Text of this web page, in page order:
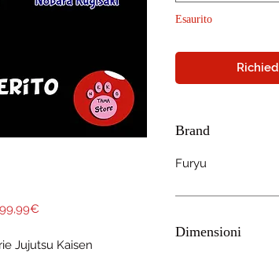
Jujutsu Kaisen
Esaurito
Brand
Furyu
Dimensioni